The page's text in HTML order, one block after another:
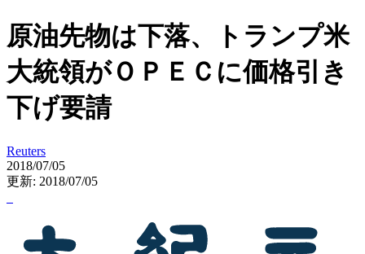
原油先物は下落、トランプ米
大統領がＯＰＥＣに価格引き
下げ要請
Reuters
2018/07/05
更新: 2018/07/05